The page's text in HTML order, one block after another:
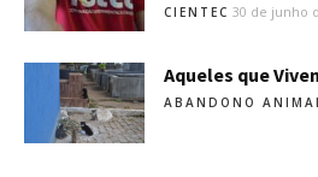
CIENTEC 30 de junho
Aqueles que
ABANDONO